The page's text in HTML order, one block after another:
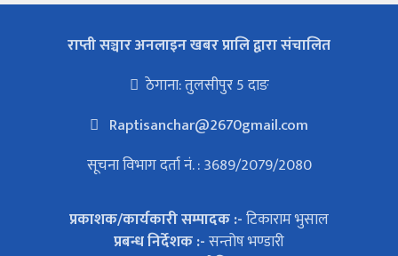
राप्ती सञ्चार अनलाइन खबर प्रालि द्वारा संचालित
ठेगाना: तुलसीपुर 5 दाङ
Raptisanchar@2670gmail.com
सूचना विभाग दर्ता नं. : 3689/2079/2080
प्रकाशक/कार्यकारी सम्पादक :-टिकाराम भुसाल
प्रबन्ध निर्देशक :-सन्तोष भण्डारी